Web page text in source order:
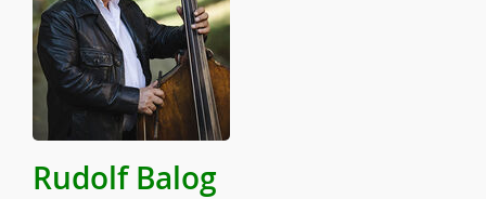
Rudolf Balog